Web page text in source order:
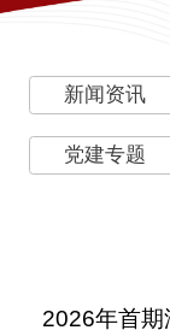
新闻资讯
党建专题
2026年首